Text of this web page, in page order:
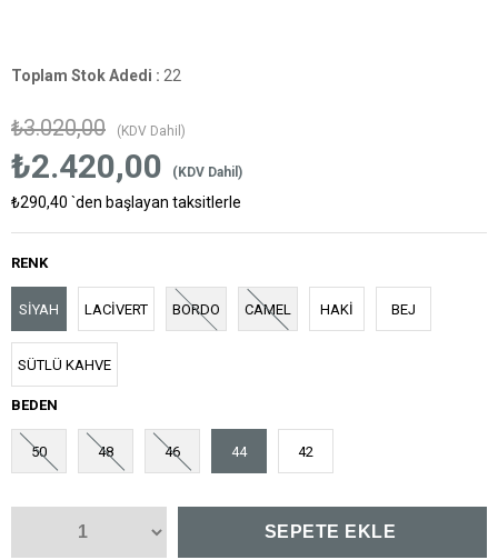
Toplam Stok Adedi : 22
₺3.020,00 (KDV Dahil)
₺2.420,00 (KDV Dahil)
₺290,40 `den başlayan taksitlerle
RENK
SİYAH LACİVERT BORDO CAMEL HAKİ BEJ
SÜTLÜ KAHVE
BEDEN
50 48 46 44 42